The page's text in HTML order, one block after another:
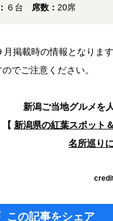
６台 席数： 20席
掲載時の情報となりま
でご注意ください。
新潟ご当地グルメを
【 新潟県の紅葉スポット
名所巡り
この記事をシェア